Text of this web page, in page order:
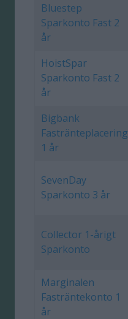
Bluestep
Sparkonto Fast 2
år
HoistSpar
Sparkonto Fast 2
år
Bigbank
Fastränteplacering
1 år
SevenDay
Sparkonto 3 år
Collector 1-årigt
Sparkonto
Marginalen
Fasträntekonto 1
år